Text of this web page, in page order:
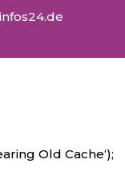
Old Cache‘);